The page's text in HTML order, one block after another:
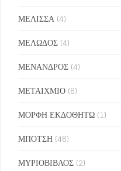
ΜΕΛΙΣΣΑ (4)
ΜΕΛΩΔΟΣ (4)
ΜΕΝΑΝΔΡΟΣ (4)
ΜΕΤΑΙΧΜΙΟ (6)
ΜΟΡΦΗ ΕΚΔΟΘΗΤΩ (1)
ΜΠΟΤΣΗ (46)
ΜΥΡΙΟΒΙΒΛΟΣ (2)